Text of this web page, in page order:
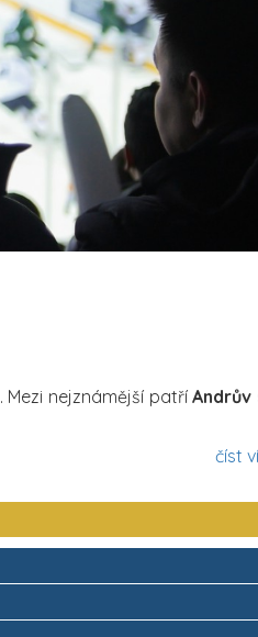
. Mezi nejznámější patří
číst